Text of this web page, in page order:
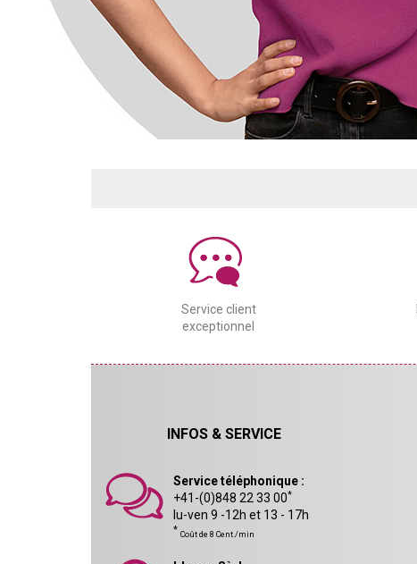
Service client
exceptionnel
INFOS & SERVICE
Service téléphonique :
+41-(0)848 22 33 00*
lu-ven 9 -12h et 13 - 17h
* Coût de 8 Cent./min